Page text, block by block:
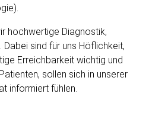
hochwertige Diagnostik,
Dabei sind für uns Höflichkeit,
Erreichbarkeit wichtig und
sollen sich in unserer
informiert fühlen.